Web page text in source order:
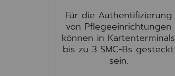
Für die Authentifizierung
von Pflegeeinrichtungen
können in Kartenterminals
bis zu 3 SMC-Bs gesteckt
sein.